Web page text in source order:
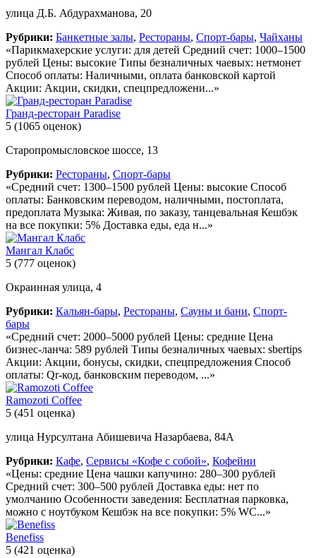
улица Д.Б. Абдурахманова, 20
Рубрики: Банкетные залы, Рестораны, Спорт-бары, Чайханы
«Парикмахерские услуги: для детей Средний счет: 1000–1500
рублей Цены: высокие Типы безналичных чаевых: нетмонет
Способ оплаты: Наличными, оплата банковской картой
Акции: Акции, скидки, спецпредложени...»
Гранд-ресторан Paradise
5 (1065 оценок)
Старопромысловское шоссе, 13
Рубрики: Рестораны, Спорт-бары
«Средний счет: 1300–1500 рублей Цены: высокие Способ
оплаты: Банковским переводом, наличными, постоплата,
предоплата Музыка: Живая, по заказу, танцевальная Кешбэк
на все покупки: 5% Доставка еды, еда н...»
Мангал Клабс
5 (777 оценок)
Окраинная улица, 4
Рубрики: Кальян-бары, Рестораны, Сауны и бани, Спорт-
бары
«Средний счет: 2000–5000 рублей Цены: средние Цена
бизнес-ланча: 589 рублей Типы безналичных чаевых: sbertips
Акции: Акции, бонусы, скидки, спецпредложения Способ
оплаты: Qr-код, банковским переводом, ...»
Ramozoti Coffee
5 (451 оценка)
улица Нурсултана Абишевича Назарбаева, 84А
Рубрики: Кафе, Сервисы «Кофе с собой», Кофейни
«Цены: средние Цена чашки капучино: 280–300 рублей
Средний счет: 300–500 рублей Доставка еды: нет по
умолчанию Особенности заведения: Бесплатная парковка,
можно с ноутбуком Кешбэк на все покупки: 5% WC...»
Benefiss
5 (421 оценка)